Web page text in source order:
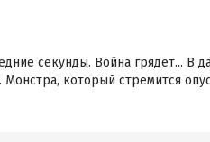
секунды. Война грядет... В
который стремится